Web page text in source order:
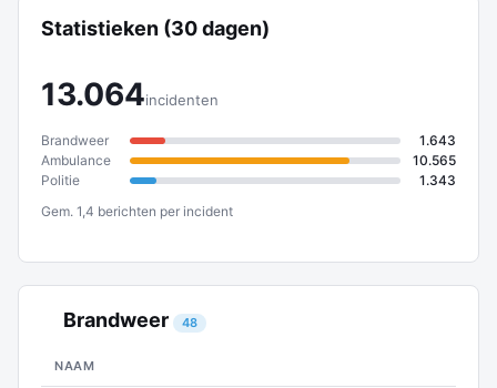
Statistieken (30 dagen)
13.064incidenten
Brandweer
1.643
Ambulance
10.565
Politie
1.343
Gem. 1,4 berichten per incident
Brandweer 48
NAAM